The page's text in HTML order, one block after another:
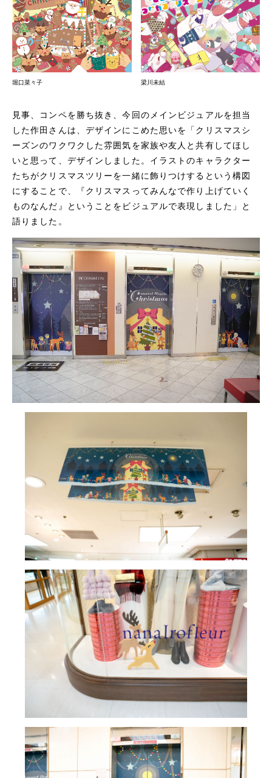
堀口菜々子 梁川未結
見事、コンペを勝ち抜き、今回のメインビジュアルを担当
した作田さんは、デザインにこめた思いを「クリスマスシ
ーズンのワクワクした雰囲気を家族や友人と共有してほし
いと思って、デザインしました。イラストのキャラクター
たちがクリスマスツリーを一緒に飾りつけするという構図
にすることで、『クリスマスってみんなで作り上げていく
ものなんだ』ということをビジュアルで表現しました」と
語りました。